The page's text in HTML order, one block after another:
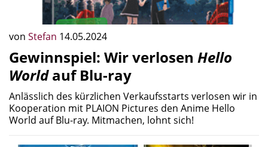
von Stefan 14.05.2024
Gewinnspiel: Wir verlosen Hello
Worldauf Blu-ray
Anlässlich des kürzlichen Verkaufsstarts verlosen wir in
Kooperation mit PLAION Pictures den Anime Hello
World auf Blu-ray. Mitmachen, lohnt sich!